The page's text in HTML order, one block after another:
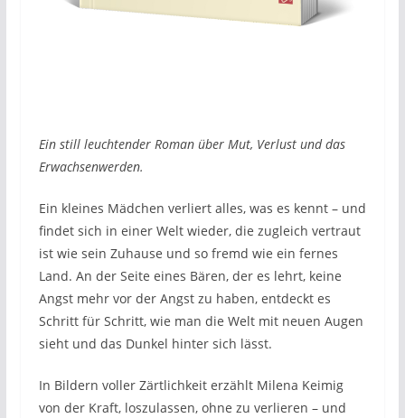
Ein still leuchtender Roman über Mut, Verlust und das
Erwachsenwerden.
Ein kleines Mädchen verliert alles, was es kennt – und
findet sich in einer Welt wieder, die zugleich vertraut
ist wie sein Zuhause und so fremd wie ein fernes
Land. An der Seite eines Bären, der es lehrt, keine
Angst mehr vor der Angst zu haben, entdeckt es
Schritt für Schritt, wie man die Welt mit neuen Augen
sieht und das Dunkel hinter sich lässt.
In Bildern voller Zärtlichkeit erzählt Milena Keimig
von der Kraft, loszulassen, ohne zu verlieren – und